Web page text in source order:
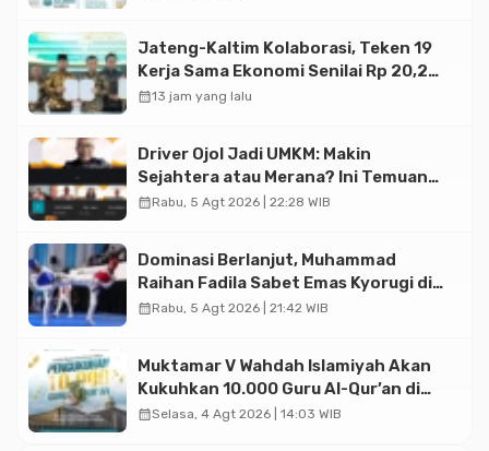
Jateng-Kaltim Kolaborasi, Teken 19
Kerja Sama Ekonomi Senilai Rp 20,2
Triliun
calendar_month13 jam yang lalu
Driver Ojol Jadi UMKM: Makin
Sejahtera atau Merana? Ini Temuan
Diskusi Paramadina
calendar_monthRabu, 5 Agt 2026 | 22:28 WIB
Dominasi Berlanjut, Muhammad
Raihan Fadila Sabet Emas Kyorugi di
Asian Taekwondo Indonesia Open
calendar_monthRabu, 5 Agt 2026 | 21:42 WIB
Muktamar V Wahdah Islamiyah Akan
Kukuhkan 10.000 Guru Al-Qur’an di
Masjid Istiqlal
calendar_monthSelasa, 4 Agt 2026 | 14:03 WIB